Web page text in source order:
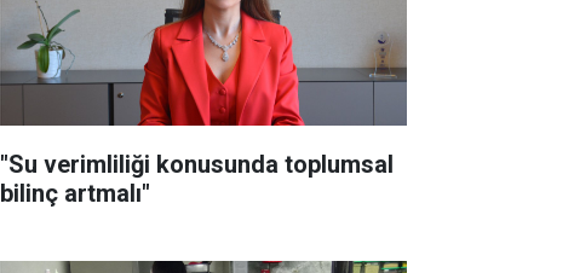
"Su verimliliği konusunda toplumsal
bilinç artmalı"